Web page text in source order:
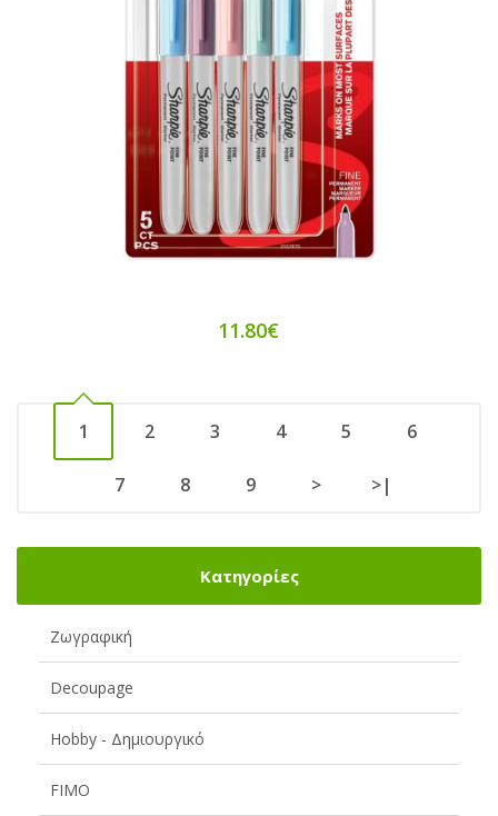
Κατηγορίες
Ζωγραφική
Decoupage
Hobby - Δημιουργικό
FIMO
11.80€
1 2 3 4 5 6
7 8 9 > >|